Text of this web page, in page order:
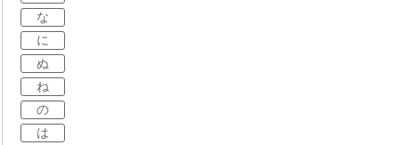
な
に
ぬ
ね
の
は